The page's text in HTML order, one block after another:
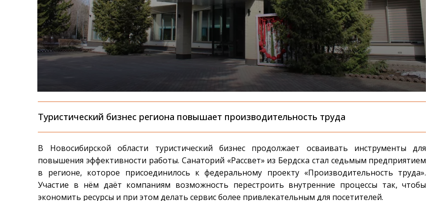
Туристический бизнес региона повышает производительность труда
В Новосибирской области туристический бизнес продолжает осваивать инструменты для
повышения эффективности работы. Санаторий «Рассвет» из Бердска стал седьмым предприятием
в регионе, которое присоединилось к федеральному проекту «Производительность труда».
Участие в нём даёт компаниям возможность перестроить внутренние процессы так, чтобы
экономить ресурсы и при этом делать сервис более привлекательным для посетителей.